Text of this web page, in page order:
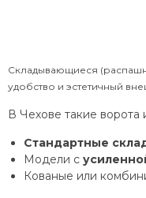
Складывающиеся
удобство и эстетичный
В Чехове такие ворота
Стандартные
Модели с
Кованые или